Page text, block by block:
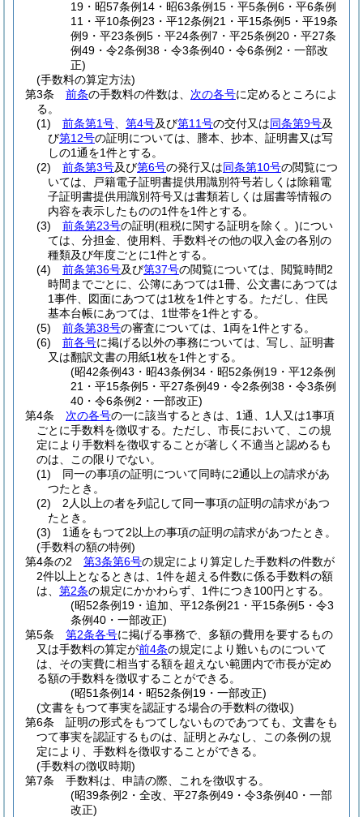
19・昭57条例14・昭63条例15・平5条例6・平6条例
11・平10条例23・平12条例21・平15条例5・平19条
例9・平23条例5・平24条例7・平25条例20・平27条
例49・令2条例38・令3条例40・令6条例2・一部改
正)
(手数料の算定方法)
第3条
前条の手数料の件数は、 次の各号に定めるところによ
る。
(1)
前条第1号 第4号及び第11号の交付又は同条第9号及
び第12号の証明については、謄本、抄本、証明書又は写
しの1通を1件とする。
(2)
前条第3号及び第6号の発行又は同条第10号の閲覧につ
いては、戸籍電子証明書提供用識別符号若しくは除籍電
子証明書提供用識別符号又は書類若しくは届書等情報の
内容を表示したものの1件を1件とする。
(3)
前条第23号の証明(租税に関する証明を除く。)につい
ては、分担金、使用料、手数料その他の収入金の各別の
種類及び年度ごとに1件とする。
(4)
前条第36号及び第37号の閲覧については、閲覧時間2
時間までごとに、公簿にあつては1冊、公文書にあつては
1事件、図面にあつては1枚を1件とする。 ただし、住民
基本台帳にあつては、1世帯を1件とする。
(5)
前条第38号の審査については、1両を1件とする。
(6)
前各号に掲げる以外の事務については、写し、証明書
又は翻訳文書の用紙1枚を1件とする。
(昭42条例43・昭43条例34・昭52条例19・平12条例
21・平15条例5・平27条例49・令2条例38・令3条例
40・令6条例2・一部改正)
第4条
次の各号の一に該当するときは、1通、1人又は1事項
ごとに手数料を徴収する。 ただし、市長において、この規
定により手数料を徴収することが著しく不適当と認めるも
のは、この限りでない。
(1)
同一の事項の証明について同時に2通以上の請求があ
つたとき。
(2)
2人以上の者を列記して同一事項の証明の請求があつ
たとき。
(3)
1通をもつて2以上の事項の証明の請求があつたとき。
(手数料の額の特例)
第4条の2
第3条第6号の規定により算定した手数料の件数が
2件以上となるときは、1件を超える件数に係る手数料の額
は、 第2条の規定にかかわらず、1件につき100円とする。
(昭52条例19・追加、平12条例21・平15条例5・令3
条例40・一部改正)
第5条
第2条各号に掲げる事務で、多額の費用を要するもの
又は手数料の算定が前4条の規定により難いものについて
は、その実費に相当する額を超えない範囲内で市長が定め
る額の手数料を徴収することができる。
(昭51条例14・昭52条例19・一部改正)
(文書をもつて事実を認証する場合の手数料の徴収)
第6条
証明の形式をもつてしないものであつても、文書をも
つて事実を認証するものは、証明とみなし、この条例の規
定により、手数料を徴収することができる。
(手数料の徴収時期)
第7条
手数料は、申請の際、これを徴収する。
(昭39条例2・全改、平27条例49・令3条例40・一部
改正)